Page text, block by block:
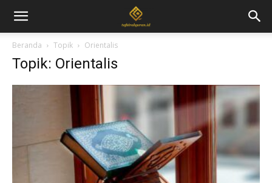
Beranda Topik Orientalis
Topik: Orientalis